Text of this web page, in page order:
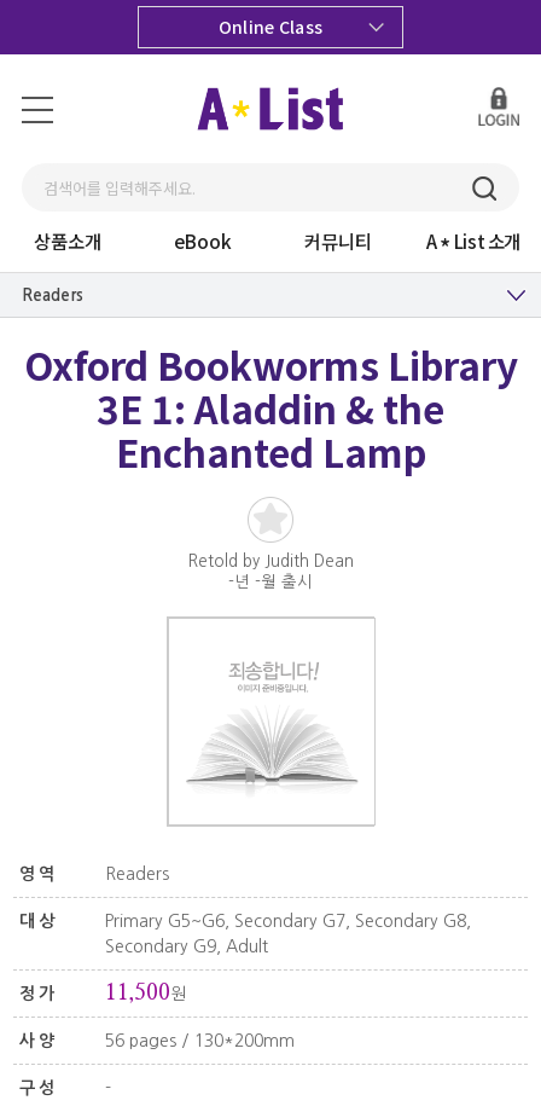
Online Class
상품소개 eBook 커뮤니티 A List 소개
Readers
Oxford Bookworms Library
3E 1: Aladdin & the
Enchanted Lamp
Retold by Judith Dean
-년 -월 출시
영역 Readers
대상
Primary G5~G6, Secondary G7, Secondary G8,
Secondary G9, Adult
정가 11,500원
사양 56 pages / 130*200mm
구성 -